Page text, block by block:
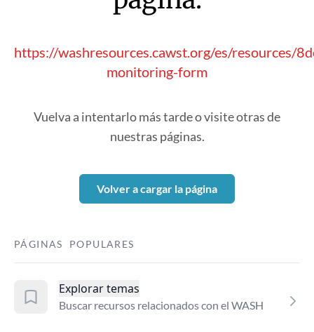
https://washresources.cawst.org/es/resources/
monitoring-form
Vuelva a intentarlo más tarde o visite otras de
nuestras páginas.
Volver a cargar la página
PÁGINAS POPULARES
Explorar temas
Buscar recursos relacionados con el WASH